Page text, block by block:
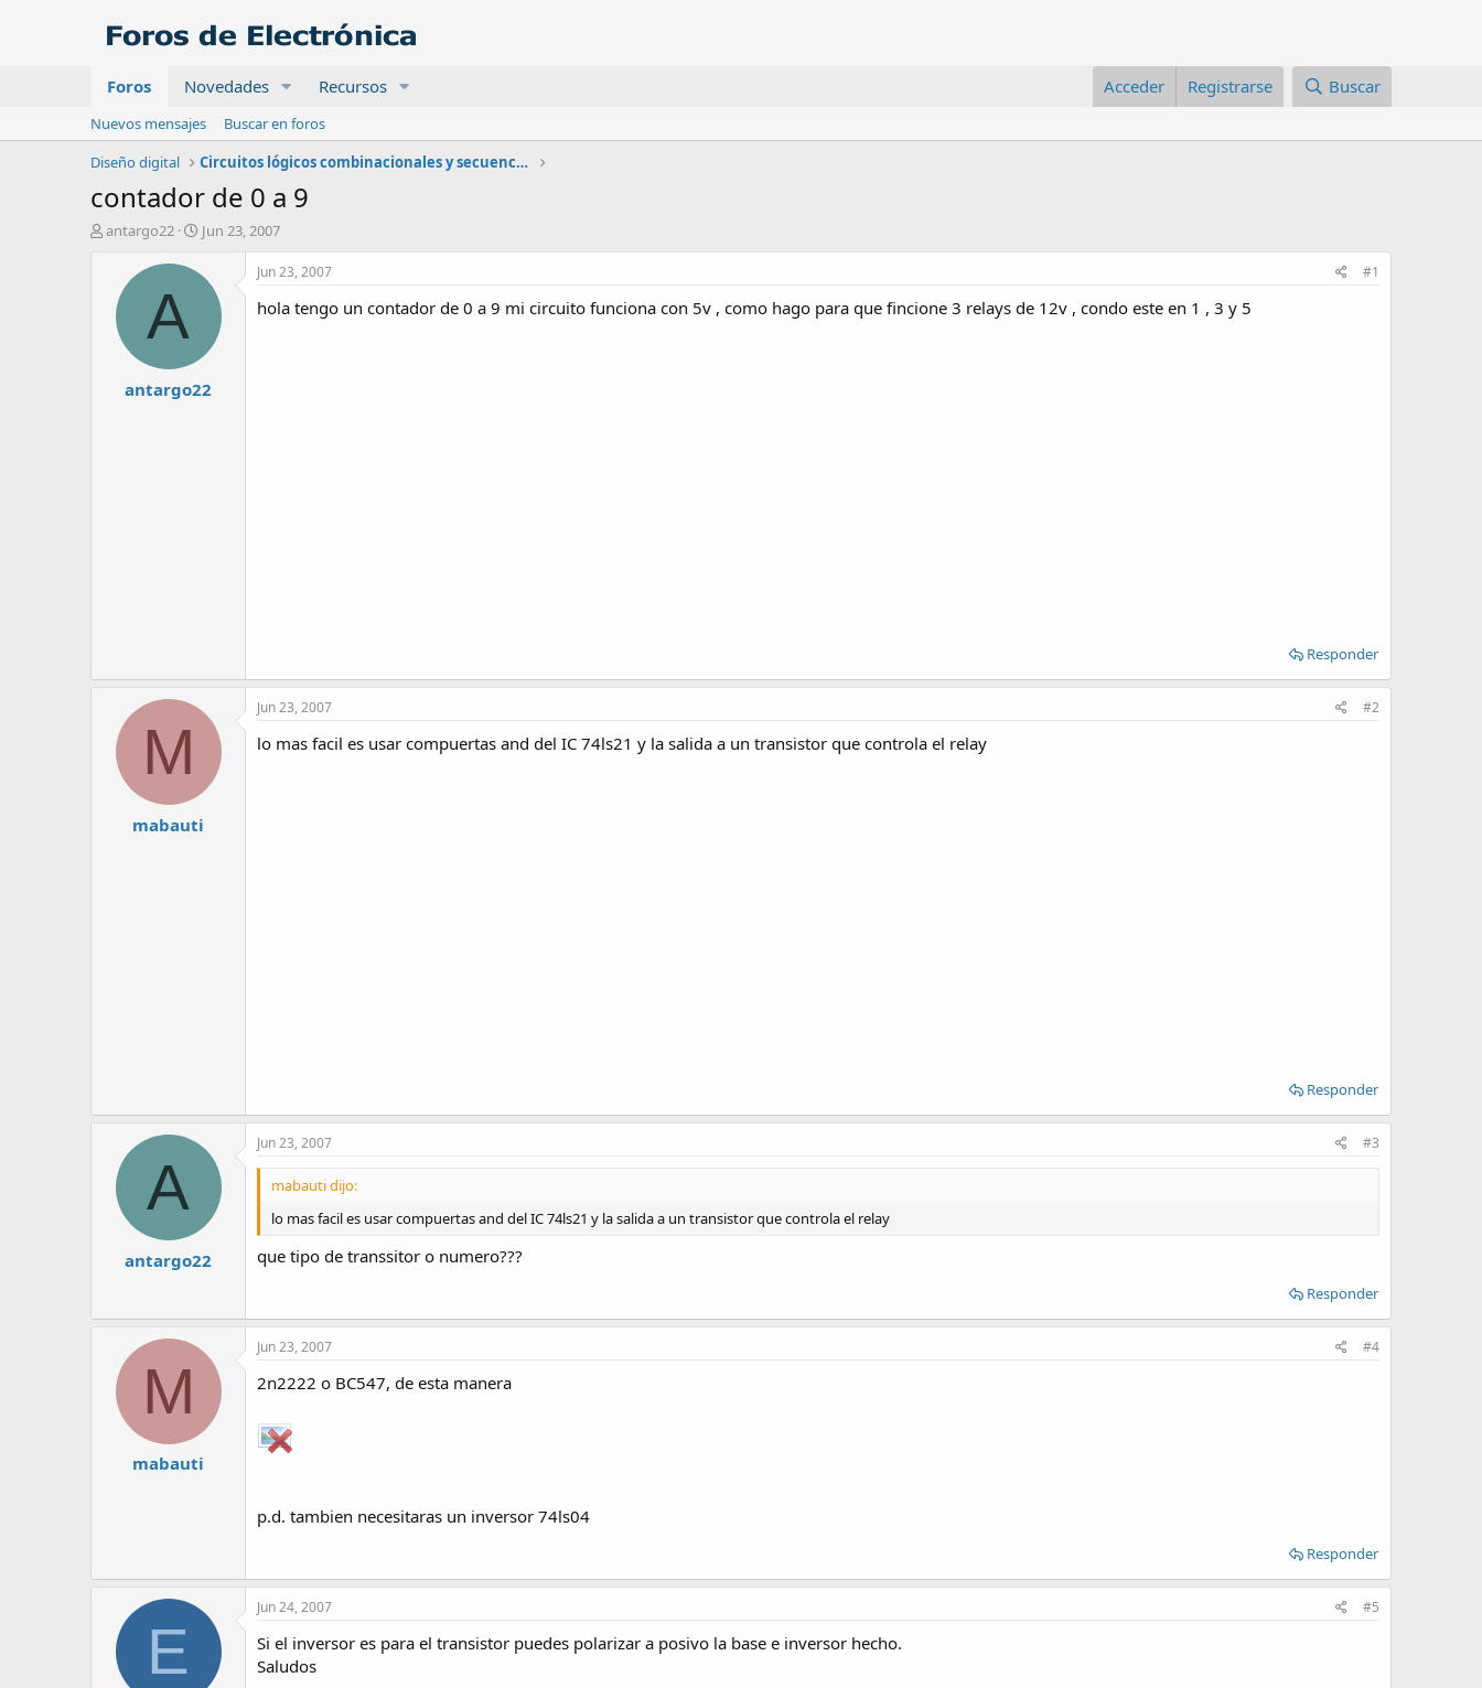
Foros Novedades Recursos Acceder Registrarse Buscar
Nuevos mensajes
Buscar en foros
Diseño digital
Circuitos lógicos combinacionales y secuenciales
contador de 0 a 9
A
antargo22
F
h
e
n
Jun 23, 2007
A
antargo22
Jun 23, 2007 #1
hola tengo un contador de 0 a 9 mi circuito funciona con 5v , como hago para que fincione 3 relays de 12v , condo este en 1 , 3 y 5
Responder
M
mabauti
Jun 23, 2007 #2
lo mas facil es usar compuertas and del IC 74ls21 y la salida a un transistor que controla el relay
Responder
A
antargo22
Jun 23, 2007 #3
mabauti dijo:
lo mas facil es usar compuertas and del IC 74ls21 y la salida a un transistor que controla el relay
que tipo de transsitor o numero???
Responder
M
mabauti
Jun 23, 2007 #4
2n2222 o BC547, de esta manera
p.d. tambien necesitaras un inversor 74ls04
Responder
E
Jun 24, 2007 #5
Si el inversor es para el transistor puedes polarizar a posivo la base e inversor hecho.
Saludos